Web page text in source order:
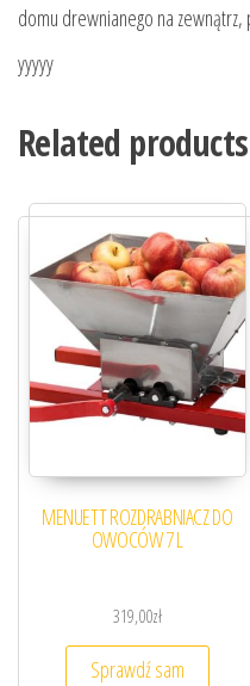
domu drewnianego na
yyyyy
Related products
MENUETT ROZDRABNIACZ DO
OWOCÓW 7 L
319,00zł
Sprawdź sam